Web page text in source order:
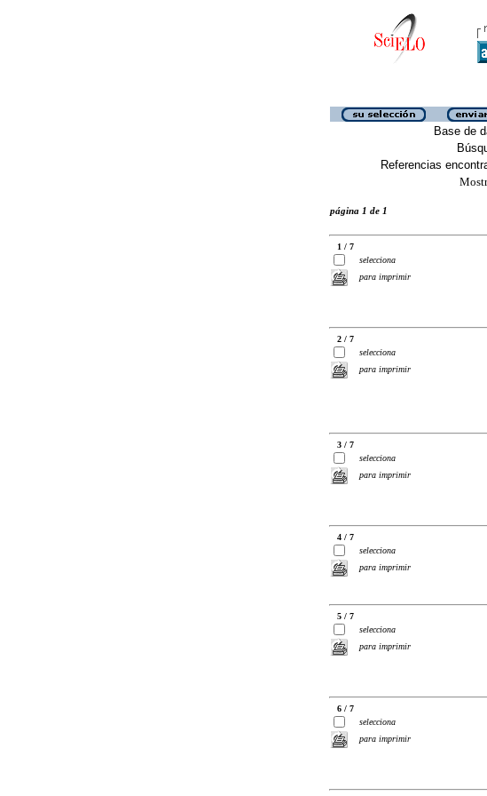
Base de
Referencias
página 1 de 1
1 / 7
selecciona
para imprimir
2 / 7
selecciona
para imprimir
3 / 7
selecciona
para imprimir
4 / 7
selecciona
para imprimir
5 / 7
selecciona
para imprimir
6 / 7
selecciona
para imprimir